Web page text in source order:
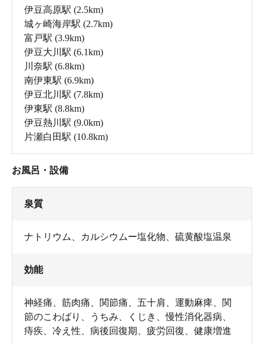
伊豆高原駅 (2.5km)
城ヶ崎海岸駅 (2.7km)
富戸駅 (3.9km)
伊豆大川駅 (6.1km)
川奈駅 (6.8km)
南伊東駅 (6.9km)
伊豆北川駅 (7.8km)
伊東駅 (8.8km)
伊豆熱川駅 (9.0km)
片瀬白田駅 (10.8km)
お風呂・設備
泉質
ナトリウム、カルシウムー塩化物、硫黄酸塩温泉
効能
神経痛、筋肉痛、関節痛、五十肩、運動麻痺、関
節のこわばり、うちみ、くじき、慢性消化器病、
痔疾、冷え性、病後回復期、疲労回復、健康増進